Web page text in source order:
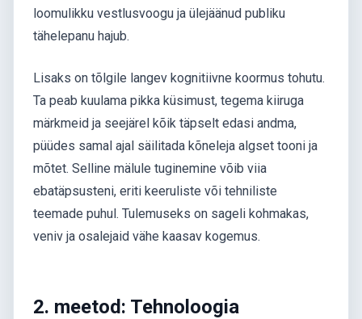
loomulikku vestlusvoogu ja ülejäänud publiku
tähelepanu hajub.
Lisaks on tõlgile langev kognitiivne koormus tohutu.
Ta peab kuulama pikka küsimust, tegema kiiruga
märkmeid ja seejärel kõik täpselt edasi andma,
püüdes samal ajal säilitada kõneleja algset tooni ja
mõtet. Selline mälule tuginemine võib viia
ebatäpsusteni, eriti keeruliste või tehniliste
teemade puhul. Tulemuseks on sageli kohmakas,
veniv ja osalejaid vähe kaasav kogemus.
2. meetod: Tehnoloogia